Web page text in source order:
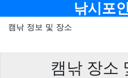
낚시포
캠낚 정보 및 장소
캠낚 장소